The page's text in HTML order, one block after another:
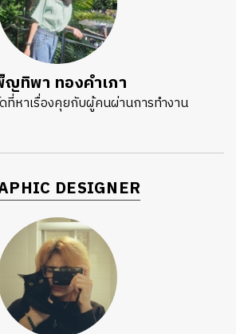
ญทิพา ทองคำเภา
ที่หาเรื่องคุยกับผู้คนผ่านการทำงาน
DESIGNER